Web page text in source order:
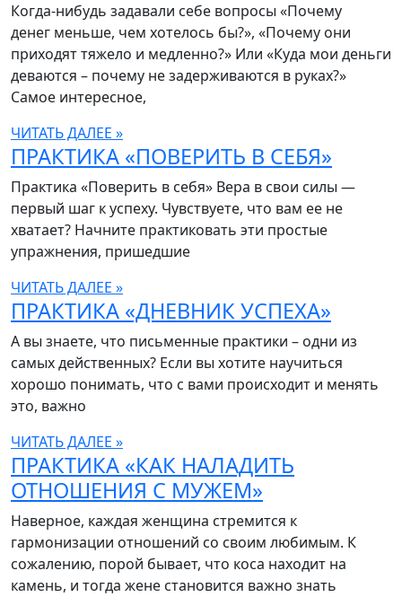
Когда-нибудь задавали себе вопросы «Почему
денег меньше, чем хотелось бы?», «Почему они
приходят тяжело и медленно?» Или «Куда мои деньги
деваются – почему не задерживаются в руках?»
Самое интересное,
ЧИТАТЬ ДАЛЕЕ »
ПРАКТИКА «ПОВЕРИТЬ В СЕБЯ»
Практика «Поверить в себя» Вера в свои силы —
первый шаг к успеху. Чувствуете, что вам ее не
хватает? Начните практиковать эти простые
упражнения, пришедшие
ЧИТАТЬ ДАЛЕЕ »
ПРАКТИКА «ДНЕВНИК УСПЕХА»
А вы знаете, что письменные практики – одни из
самых действенных? Если вы хотите научиться
хорошо понимать, что с вами происходит и менять
это, важно
ЧИТАТЬ ДАЛЕЕ »
ПРАКТИКА «КАК НАЛАДИТЬ
ОТНОШЕНИЯ С МУЖЕМ»
Наверное, каждая женщина стремится к
гармонизации отношений со своим любимым. К
сожалению, порой бывает, что коса находит на
камень, и тогда жене становится важно знать